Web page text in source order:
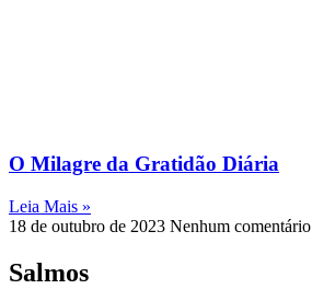
O Milagre da Gratidão Diária
Leia Mais »
18 de outubro de 2023 Nenhum comentário
Salmos